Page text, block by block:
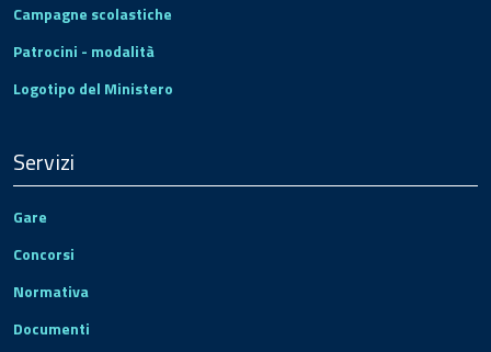
Campagne scolastiche
Patrocini - modalità
Logotipo del Ministero
Servizi
Gare
Concorsi
Normativa
Documenti